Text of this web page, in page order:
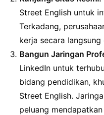
Street English untuk
Terkadang,
kerja secara
Bangun Jaringan
LinkedIn untuk
bidang pendidikan,
Street English.
peluang